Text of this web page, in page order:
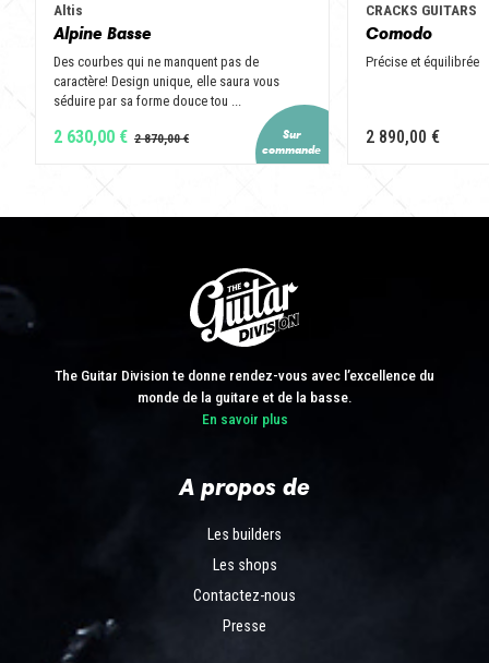
Altis
Alpine Basse
Des courbes qui ne manquent pas de
caractère! Design unique, elle saura vous
séduire par sa forme douce tou ...
2 630,00 €
CRACKS GUITARS
Comodo
Précise et équilibrée
2 890,00 €
The Guitar Division te donne rendez-vous avec l’excellence du
monde de la guitare et de la basse.
En savoir plus
A propos de
Les builders
Les shops
Contactez-nous
Presse